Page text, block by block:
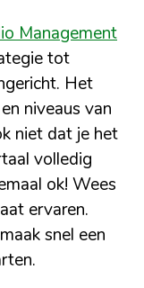
Management
tot
Het
niveaus van
niet dat je het
volledig
ok! Wees
ervaren.
snel een